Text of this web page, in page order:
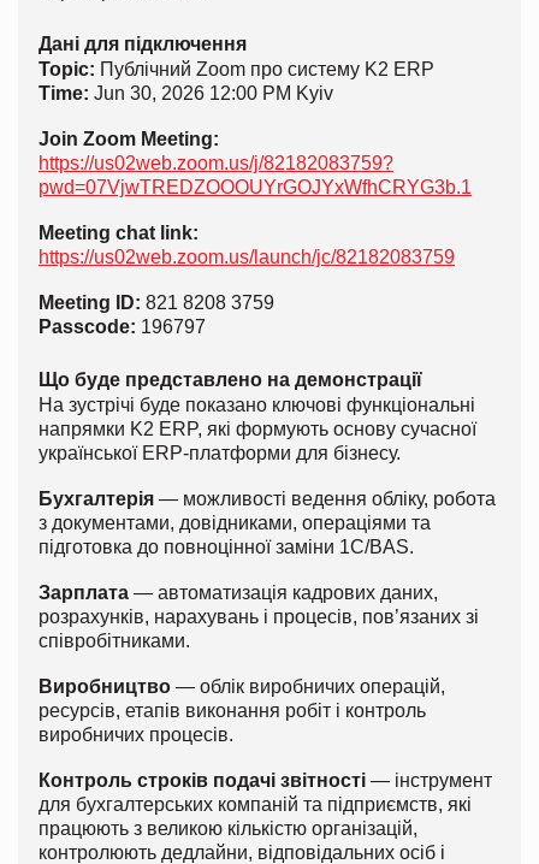
Дані для підключення
Topic: Публічний Zoom про систему K2 ERP
Time: Jun 30, 2026 12:00 PM Kyiv
Join Zoom Meeting:
https://us02web.zoom.us/j/82182083759?
pwd=07VjwTREDZOOOUYrGOJYxWfhCRYG3b.1
Meeting chat link:
https://us02web.zoom.us/launch/jc/82182083759
Meeting ID: 821 8208 3759
Passcode: 196797
Що буде представлено на демонстрації
На зустрічі буде показано ключові функціональні
напрямки K2 ERP, які формують основу сучасної
української ERP-платформи для бізнесу.
Бухгалтерія — можливості ведення обліку, робота
з документами, довідниками, операціями та
підготовка до повноцінної заміни 1С/BAS.
Зарплата — автоматизація кадрових даних,
розрахунків, нарахувань і процесів, пов’язаних зі
співробітниками.
Виробництво — облік виробничих операцій,
ресурсів, етапів виконання робіт і контроль
виробничих процесів.
Контроль строків подачі звітності — інструмент
для бухгалтерських компаній та підприємств, які
працюють з великою кількістю організацій,
контролюють дедлайни, відповідальних осіб і